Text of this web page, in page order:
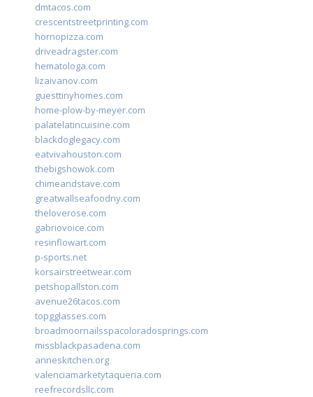
dmtacos.com
crescentstreetprinting.com
hornopizza.com
driveadragster.com
hematologa.com
lizaivanov.com
guesttinyhomes.com
home-plow-by-meyer.com
palatelatincuisine.com
blackdoglegacy.com
eatvivahouston.com
thebigshowok.com
chimeandstave.com
greatwallseafoodny.com
theloverose.com
gabriovoice.com
resinflowart.com
p-sports.net
korsairstreetwear.com
petshopallston.com
avenue26tacos.com
topgglasses.com
broadmoornailsspacoloradosprings.com
missblackpasadena.com
anneskitchen.org
valenciamarketytaqueria.com
reefrecordsllc.com